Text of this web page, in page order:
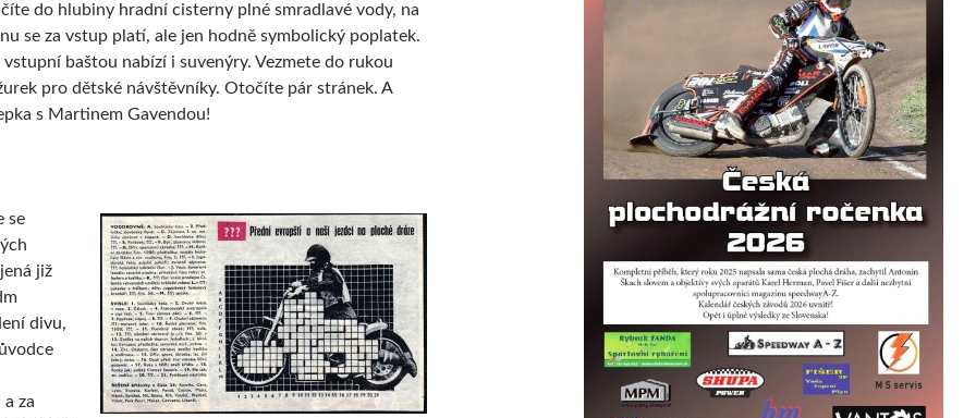
do hlubiny hradní cisterny plné smradlavé vody, na
se za vstup platí, ale jen hodně symbolický poplatek.
vstupní baštou nabízí i suvenýry. Vezmete do rukou
pro dětské návštěvníky. Otočíte pár stránek. A
s Martinem Gavendou!
se
již
divu,
za